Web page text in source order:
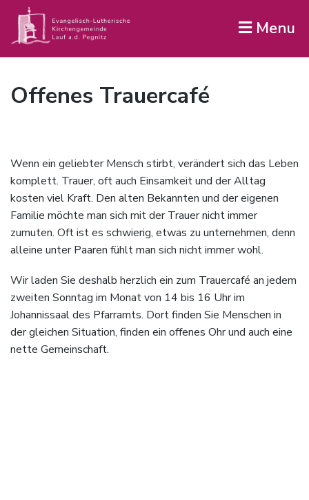
Menu
Offenes Trauercafé
Wenn ein geliebter Mensch stirbt, verändert sich das Leben
komplett. Trauer, oft auch Einsamkeit und der Alltag
kosten viel Kraft. Den alten Bekannten und der eigenen
Familie möchte man sich mit der Trauer nicht immer
zumuten. Oft ist es schwierig, etwas zu unternehmen, denn
alleine unter Paaren fühlt man sich nicht immer wohl.
Wir laden Sie deshalb herzlich ein zum Trauercafé an jedem
zweiten Sonntag im Monat von 14 bis 16 Uhr im
Johannissaal des Pfarramts. Dort finden Sie Menschen in
der gleichen Situation, finden ein offenes Ohr und auch eine
nette Gemeinschaft.